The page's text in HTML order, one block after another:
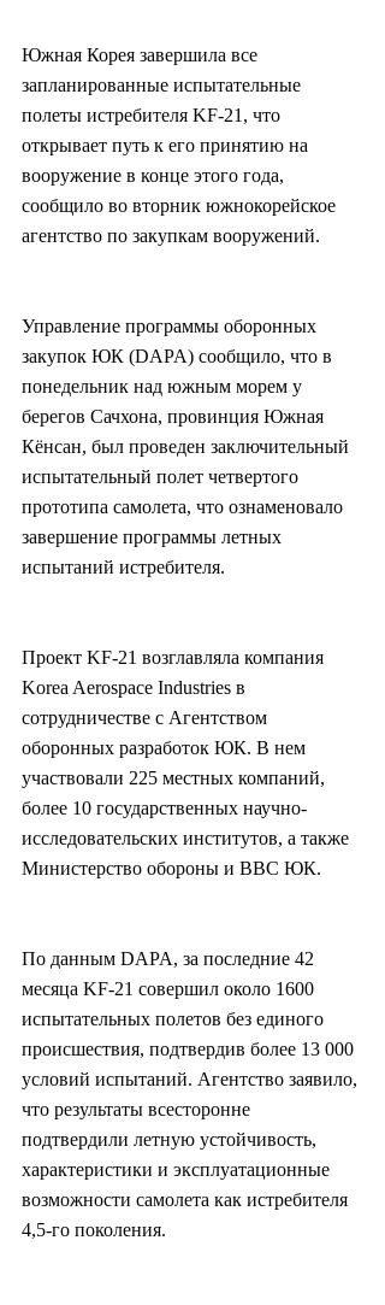
Южная Корея завершила все
запланированные испытательные
полеты истребителя KF-21, что
открывает путь к его принятию на
вооружение в конце этого года,
сообщило во вторник южнокорейское
агентство по закупкам вооружений.
Управление программы оборонных
закупок ЮК (DAPA) сообщило, что в
понедельник над южным морем у
берегов Сачхона, провинция Южная
Кёнсан, был проведен заключительный
испытательный полет четвертого
прототипа самолета, что ознаменовало
завершение программы летных
испытаний истребителя.
Проект KF-21 возглавляла компания
Korea Aerospace Industries в
сотрудничестве с Агентством
оборонных разработок ЮК. В нем
участвовали 225 местных компаний,
более 10 государственных научно-
исследовательских институтов, а также
Министерство обороны и ВВС ЮК.
По данным DAPA, за последние 42
месяца KF-21 совершил около 1600
испытательных полетов без единого
происшествия, подтвердив более 13 000
условий испытаний. Агентство заявило,
что результаты всесторонне
подтвердили летную устойчивость,
характеристики и эксплуатационные
возможности самолета как истребителя
4,5-го поколения.